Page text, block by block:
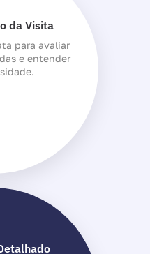
da Visita
para avaliar
e entender